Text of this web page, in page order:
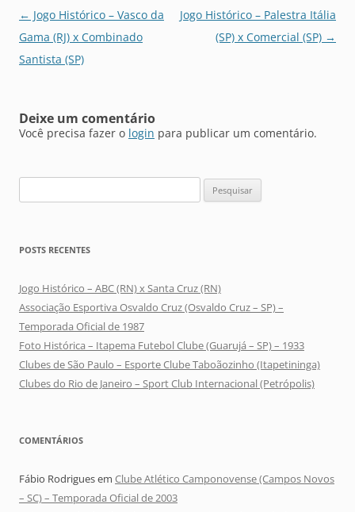
Navegação
de
posts
← Jogo Histórico – Vasco da
Gama (RJ) x Combinado
Santista (SP)
Jogo Histórico – Palestra Itália
(SP) x Comercial (SP) →
Deixe um comentário
Você precisa fazer o login para publicar um comentário.
por:
POSTS RECENTES
Jogo Histórico – ABC (RN) x Santa Cruz (RN)
Associação Esportiva Osvaldo Cruz (Osvaldo Cruz – SP) –
Temporada Oficial de 1987
Foto Histórica – Itapema Futebol Clube (Guarujá – SP) – 1933
Clubes de São Paulo – Esporte Clube Taboãozinho (Itapetininga)
Clubes do Rio de Janeiro – Sport Club Internacional (Petrópolis)
COMENTÁRIOS
Fábio Rodriguesem Clube Atlético Camponovense (Campos Novos
– SC) – Temporada Oficial de 2003